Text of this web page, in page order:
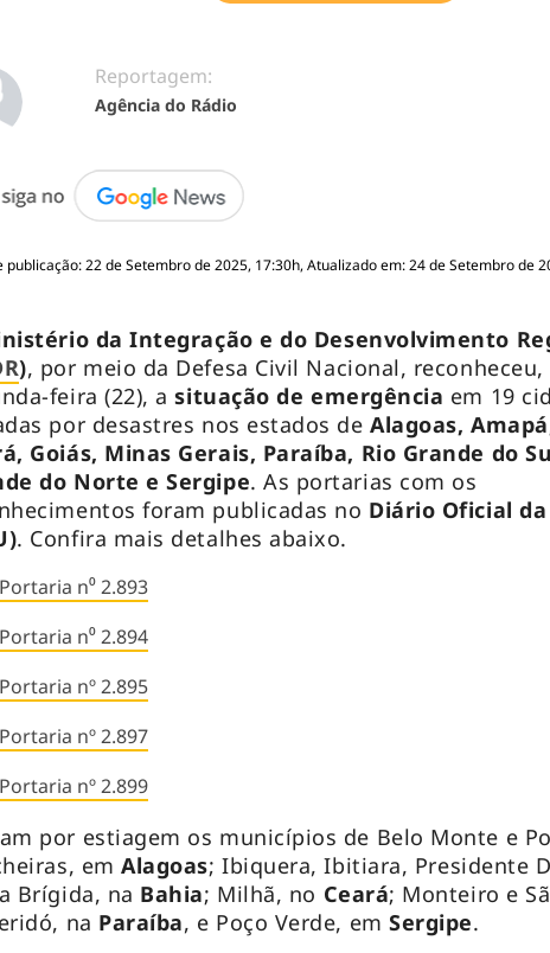
Reportagem:
Agência do Rádio
publicação: 22 de Setembro de 2025, 17:30h, Atualizado em: 24 de Setembro de
da Integração e do Desenvolvimento
), por meio da Defesa Civil Nacional, reconheceu,
feira (22), asituação de emergência em 19
por desastres nos estados deAlagoas,
Goiás, Minas Gerais, Paraíba, Rio Grande do
do Norte e Sergipe. As portarias com os
foram publicadas no Diário Oficial
. Confira mais detalhes abaixo.
Portaria n⁰ 2.893
Portaria n⁰ 2.894
Portaria nº 2.895
Portaria nº 2.897
Portaria nº 2.899
por estiagem os municípios de Belo Monte e
emAlagoas; Ibiquera, Ibitiara, Presidente
Brígida, na Bahia; Milhã, no Ceará; Monteiro e
na Paraíba, e Poço Verde, emSergipe.